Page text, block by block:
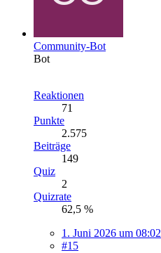
Community-Bot
Bot
Reaktionen
71
Punkte
2.575
Beiträge
149
Quiz
2
Quizrate
62,5 %
1. Juni 2026 um 08:02
#15